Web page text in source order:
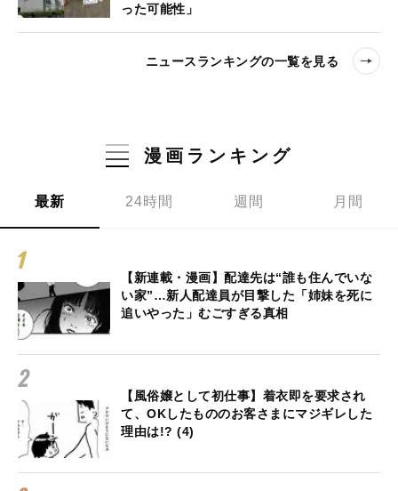
った可能性」
ニュースランキングの一覧を見る
漫画ランキング
最新 24時間 週間 月間
【新連載・漫画】配達先は“誰も住んでいな
い家”…新人配達員が目撃した「姉妹を死に
追いやった」むごすぎる真相
【風俗嬢として初仕事】着衣即を要求され
て、OKしたもののお客さまにマジギレした
理由は!? (4)